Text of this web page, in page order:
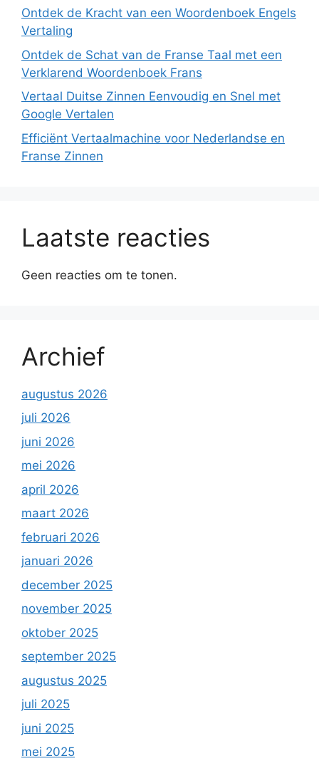
Ontdek de Kracht van een Woordenboek Engels
Vertaling
Ontdek de Schat van de Franse Taal met een
Verklarend Woordenboek Frans
Vertaal Duitse Zinnen Eenvoudig en Snel met
Google Vertalen
Efficiënt Vertaalmachine voor Nederlandse en
Franse Zinnen
Laatste reacties
Geen reacties om te tonen.
Archief
augustus 2026
juli 2026
juni 2026
mei 2026
april 2026
maart 2026
februari 2026
januari 2026
december 2025
november 2025
oktober 2025
september 2025
augustus 2025
juli 2025
juni 2025
mei 2025